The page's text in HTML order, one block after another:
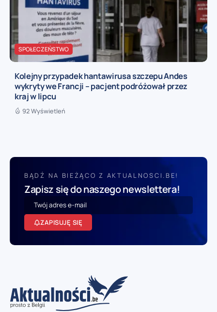
SPOŁECZEŃSTWO
Kolejny przypadek hantawirusa szczepu Andes
wykryty we Francji – pacjent podróżował przez
kraj w lipcu
92 Wyświetleń
BĄDŹ NA BIEŻĄCO Z AKTUALNOSCI.BE!
Zapisz się do naszego newslettera!
ZAPISUJĘ SIĘ